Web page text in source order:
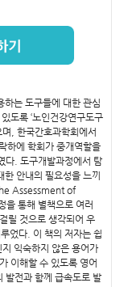
하는 도구들에 대한 관심
도록 ‘노인건강연구도구
며, 한국간호과학회에서
하에 학회가 중개역할을
다. 도구개발과정에서 탐
안내의 필요성을 느끼
Assessment of
통해 별책으로 여러
릴 것으로 생각되어 우
었다. 이 책의 저자는 쉽
익숙하지 않은 용어가
이해할 수 있도록 영어
발전과 함께 급속도로 발